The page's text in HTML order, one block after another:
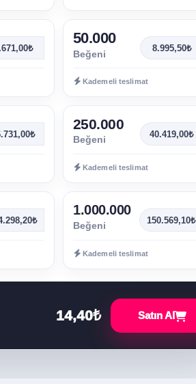
50.000
Beğeni
8.995,50₺
Kademeli teslimat
250.000
Beğeni 40.419,00₺
Kademeli teslimat
1.000.000
Beğeni 150.569,10₺
Kademeli teslimat
14,40₺ Satın Al